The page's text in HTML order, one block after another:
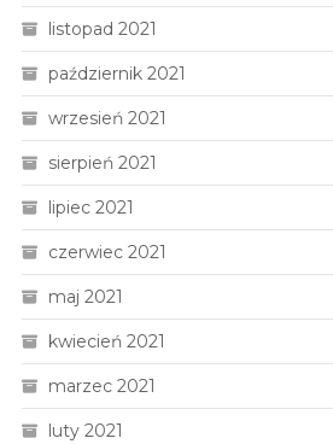
listopad 2021
październik 2021
wrzesień 2021
sierpień 2021
lipiec 2021
czerwiec 2021
maj 2021
kwiecień 2021
marzec 2021
luty 2021